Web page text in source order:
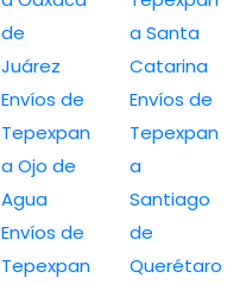
de
Juárez
Envíos de
Tepexpan
a Ojo de
Agua
Envíos de
Tepexpan
a Santa
Catarina
Envíos de
Tepexpan
a
Santiago
de
Querétaro